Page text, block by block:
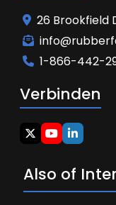
26 Brookfield
1-866-442-
Verbinden
Also of